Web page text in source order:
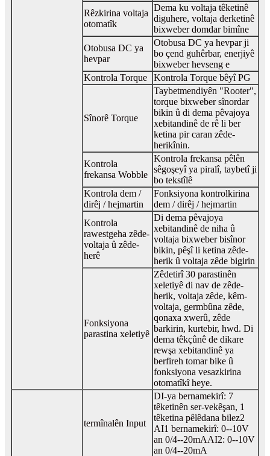
Rêzkirina voltaja
otomatîk
Dema ku voltaja têketinê
diguhere, voltaja derketinê
bixweber domdar bimîne
Otobusa DC ya
hevpar
Otobusa DC ya hevpar ji
bo çend guhêrbar, enerjiyê
bixweber hevseng e
Kontrola Torque
Kontrola Torque bêyî PG
Sînorê Torque
Taybetmendiyên "Rooter",
torque bixweber sînordar
bikin û di dema pêvajoya
xebitandinê de rê li ber
ketina pir caran zêde-
herikînin.
Kontrola
frekansa Wobble
Kontrola frekansa pêlên
sêgoşeyî ya piralî, taybetî ji
bo tekstîlê
Kontrola dem /
dirêj / hejmartin
Fonksiyona kontrolkirina
dem / dirêj / hejmartin
Kontrola
rawestgeha zêde-
voltaja û zêde-
herê
Di dema pêvajoya
xebitandinê de niha û
voltaja bixweber bisînor
bikin, pêşî li ketina zêde-
herik û voltaja zêde bigirin
Fonksiyona
parastina xeletiyê
Zêdetirî 30 parastinên
xeletiyê di nav de zêde-
herik, voltaja zêde, kêm-
voltaja, germbûna zêde,
qonaxa xwerû, zêde
barkirin, kurtebir, hwd. Di
dema têkçûnê de dikare
rewşa xebitandinê ya
berfireh tomar bike û
fonksiyona vesazkirina
otomatîkî heye.
termînalên Input
DI-ya bernamekirî: 7
têketinên ser-vekêşan, 1
têketina pêlêdana bilez2
AI1 bernamekirî: 0--10V
an 0/4--20mAAI2: 0--10V
an 0/4--20mA